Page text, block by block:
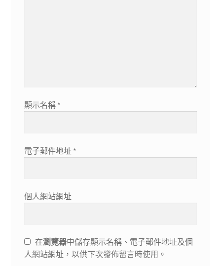
顯示名稱 *
電子郵件地址 *
個人網站網址
在瀏覽器中儲存顯示名稱、電子郵件地址及個
人網站網址，以供下次發佈留言時使用。